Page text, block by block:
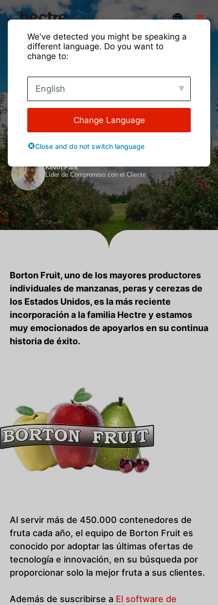
El gigante frutícola del
estado de Washington se
une a Hectre
Perspectivas y actualizaciones
Kevin Park
Líder de Compromiso con el Cliente
Borton Fruit, uno de los mayores productores
individuales de manzanas, peras y cerezas de
los Estados Unidos, es la más reciente
incorporación a la familia Hectre y estamos
muy emocionados de apoyarlos en su continua
historia de éxito.
Al servir más de 450.000 contenedores de
fruta cada año, el equipo de Borton Fruit es
conocido por adoptar las últimas ofertas de
tecnología e innovación, en su búsqueda por
proporcionar solo la mejor fruta a sus clientes.
Además de suscribirse a El software de
We've detected you might be speaking a
different language. Do you want to
change to:
English
Change Language
Close and do not switch language